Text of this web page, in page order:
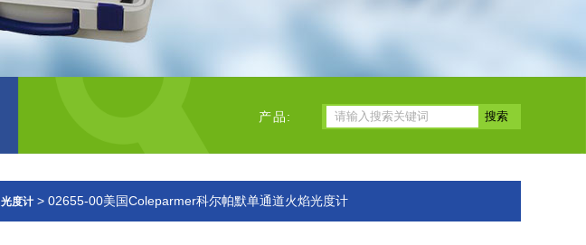
产品:
光度计 > 02655-00美国Coleparmer科尔帕默单通道火焰光度计